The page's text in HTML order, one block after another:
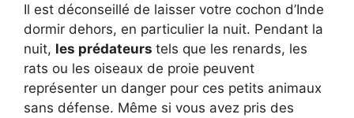
Il est déconseillé de laisser votre cochon d’Inde
dormir dehors, en particulier la nuit. Pendant la
nuit, les prédateurs tels que les renards, les
rats ou les oiseaux de proie peuvent
représenter un danger pour ces petits animaux
sans défense. Même si vous avez pris des